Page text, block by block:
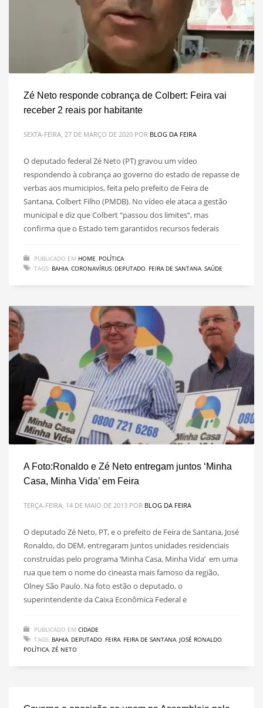
Zé Neto responde cobrança de Colbert: Feira vai
receber 2 reais por habitante
SEXTA-FEIRA, 27 DE MARÇO DE 2020 POR BLOG DA FEIRA
O deputado federal Zé Neto (PT) gravou um vídeo
respondendo à cobrança ao governo do estado de repasse de
verbas aos mumicipios, feita pelo prefeito de Feira de
Santana, Colbert Filho (PMDB). No vídeo ele ataca a gestão
municipal e diz que Colbert “passou dos limites“, mas
confirma que o Estado tem garantidos recursos federais
PUBLICADO EM HOME, POLÍTICA
TAGS: BAHIA, CORONAVÍRUS, DEPUTADO, FEIRA DE SANTANA, SAÚDE
A Foto:Ronaldo e Zé Neto entregam juntos ‘Minha
Casa, Minha Vida’ em Feira
TERÇA-FEIRA, 14 DE MAIO DE 2013 POR BLOG DA FEIRA
O deputado Zé Neto, PT, e o prefeito de Feira de Santana, José
Ronaldo, do DEM, entregaram juntos unidades residenciais
construídas pelo programa ‘Minha Casa, Minha Vida’ em uma
rua que tem o nome do cineasta mais famoso da região,
Olney São Paulo. Na foto estão o deputado, o
superintendente da Caixa Econômica Federal e
PUBLICADO EM CIDADE
TAGS: BAHIA, DEPUTADO, FEIRA, FEIRA DE SANTANA, JOSÉ RONALDO,
POLÍTICA, ZÉ NETO